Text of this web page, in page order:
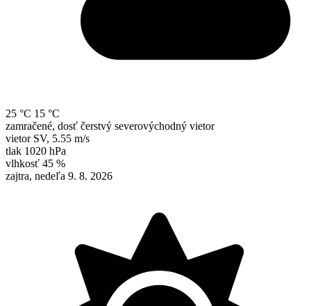
25 °C 15 °C
zamračené, dosť čerstvý severovýchodný vietor
vietor SV, 5.55 m/s
tlak 1020 hPa
vlhkosť 45 %
zajtra, nedeľa 9. 8. 2026